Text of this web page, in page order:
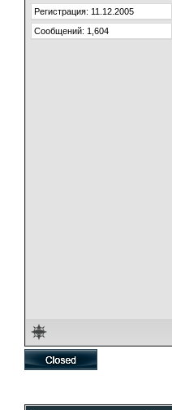
Регистрация: 11.12.2005
Сообщений: 1,604